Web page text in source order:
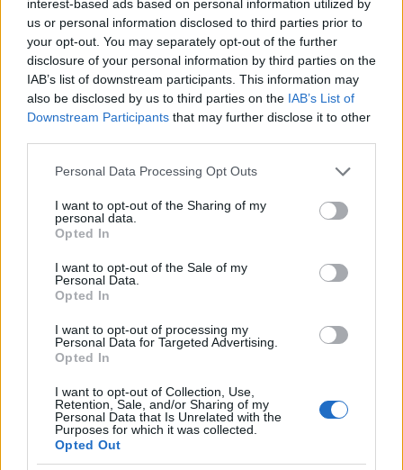
interest-based ads based on personal information utilized by
us or personal information disclosed to third parties prior to
your opt-out. You may separately opt-out of the further
disclosure of your personal information by third parties on the
IAB’s list of downstream participants. This information may
also be disclosed by us to third parties on the IAB’s List of
Downstream Participants that may further disclose it to other
Please note that this website/app uses one or more Google
not limited to your visit or usage behaviour. You may click to
grant or deny consent to Google and its third-party tags to
use your data for below specified purposes in below Google
consent section.
Personal Data Processing Opt Outs
I want to opt-out of the Sharing of my
personal data.
Opted In
I want to opt-out of the Sale of my
Personal Data.
Opted In
I want to opt-out of processing my
Personal Data for Targeted Advertising.
Opted In
I want to opt-out of Collection, Use,
Retention, Sale, and/or Sharing of my
Personal Data that Is Unrelated with the
Purposes for which it was collected.
Opted Out
van, hogyan lehet megismerni?
Természetesen van. Ez is nyilvános
dokumentum lesz, amint elfogadja a
kuratórium. Decemberben várható, hogy
pubikáljuk.
tovább, vagy azzal párhuzamosan új
a már 15 éve sikeresen és eredményesen
működő MOL Alapítvány programjait
közösségeket támogató programok). Ezeken
felül lesz több új kezdeményezése az
– tájékoztatjuk majd a közvéleményt.
Tartalmazott-e a Magyar Állam vagyonjuttatás
valamely feltételt a felhasználás célját tekintve?
Az Alapítvány céljait törvény szabályozza.
Mióta az alapítvány közérdekű vagyonkezelő